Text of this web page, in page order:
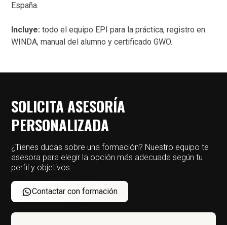
España.
Incluye: todo el equipo EPI para la práctica, registro en
WINDA, manual del alumno y certificado GWO.
SOLICITA ASESORÍA
PERSONALIZADA
¿Tienes dudas sobre una formación? Nuestro equipo te
asesora para elegir la opción más adecuada según tu
perfil y objetivos.
Contactar con formación